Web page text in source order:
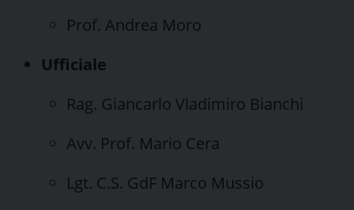
Prof. Andrea Moro
Ufficiale
Rag. Giancarlo Vladimiro Bianchi
Avv. Prof. Mario Cera
Lgt. C.S. GdF Marco Mussio